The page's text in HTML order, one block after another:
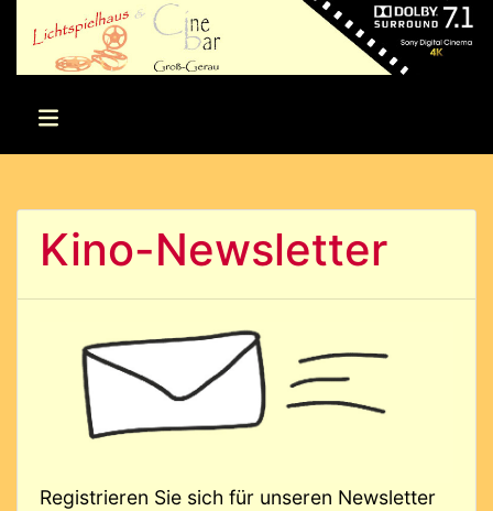
Kino-Newsletter
Registrieren Sie sich für unseren Newsletter